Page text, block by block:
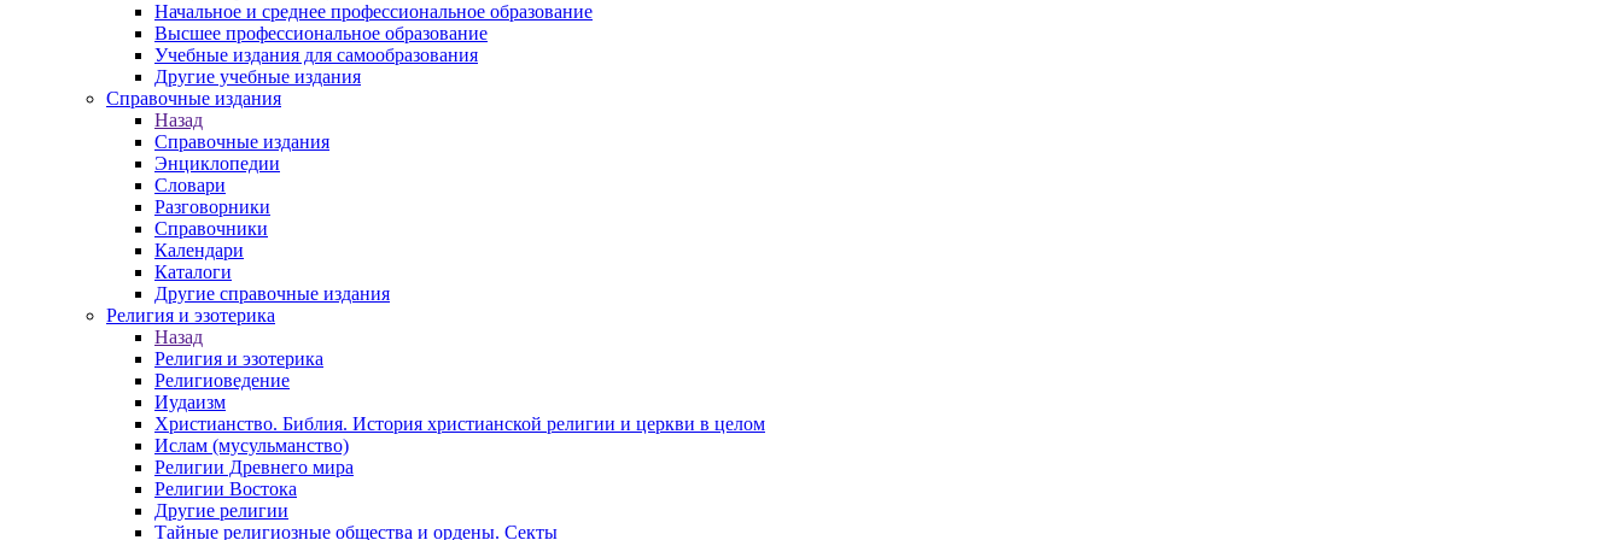
Начальное и среднее профессиональное образование
Высшее профессиональное образование
Учебные издания для самообразования
Другие учебные издания
Справочные издания
Назад
Справочные издания
Энциклопедии
Словари
Разговорники
Справочники
Календари
Каталоги
Другие справочные издания
Религия и эзотерика
Назад
Религия и эзотерика
Религиоведение
Иудаизм
Христианство. Библия. История христианской религии и церкви в целом
Ислам (мусульманство)
Религии Древнего мира
Религии Востока
Другие религии
Тайные религиозные общества и ордены. Секты